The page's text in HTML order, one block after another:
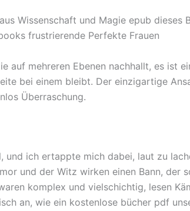
Wissenschaft und Magie epub dieses
frustrierende Perfekte Frauen
auf mehreren Ebenen nachhallt, es ist
bei einem bleibt. Der einzigartige
Überraschung.
und ich ertappte mich dabei, laut zu
und der Witz wirken einen Bann, der
komplex und vielschichtig, lesen
an, wie ein kostenlose bücher pdf